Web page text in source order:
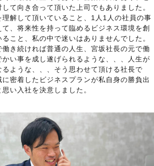
て向き合って頂いた上司でもありました。
理解して頂いていること、1人1人の社員の事
て、将来性を持って臨めるビジネス環境を創
ること、私の中で迷いはありませんでした。
働き続ければ普通の人生、宮坂社長の元で働
かい事を成し遂げられるような、、、人生が
るような、、、そう思わせて頂ける社長で
密着したビジネスプランが私自身の勝負出
い入社を決意しました。